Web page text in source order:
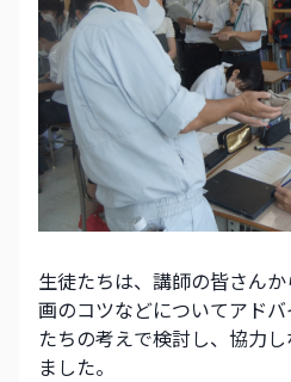
生徒たちは、講師の皆さん
画のコツなどについてアド
たちの考えで検討し、協力
ました。